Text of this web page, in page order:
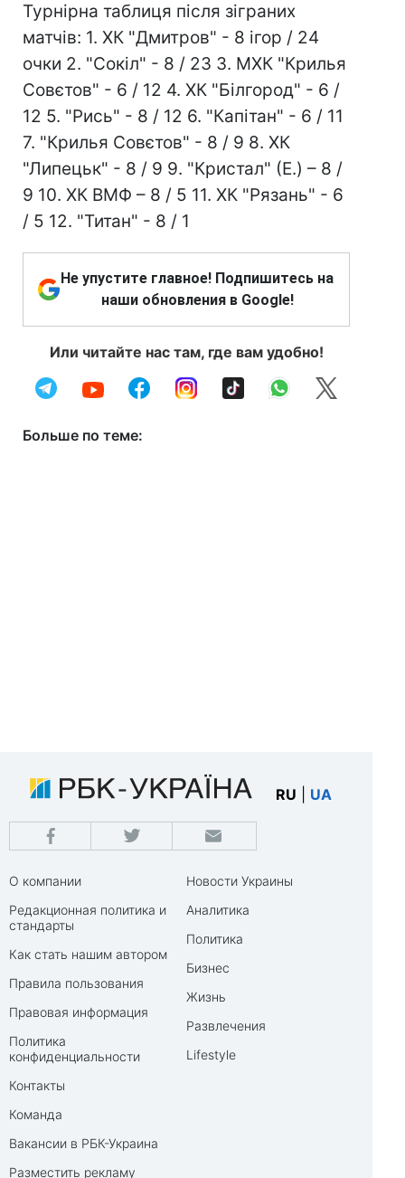
Турнірна таблиця після зіграних
матчів: 1. ХК "Дмитров" - 8 ігор / 24
очки 2. "Сокіл" - 8 / 23 3. МХК "Крилья
Совєтов" - 6 / 12 4. ХК "Білгород" - 6 /
12 5. "Рись" - 8 / 12 6. "Капітан" - 6 / 11
7. "Крилья Совєтов" - 8 / 9 8. ХК
"Липецьк" - 8 / 9 9. "Кристал" (Е.) – 8 /
9 10. ХК ВМФ – 8 / 5 11. ХК "Рязань" - 6
/ 5 12. "Титан" - 8 / 1
Не упустите главное! Подпишитесь на
наши обновления в Google!
Или читайте нас там, где вам удобно!
Больше по теме:
RU UA
О компании
Редакционная политика и
стандарты
Как стать нашим автором
Правила пользования
Правовая информация
Политика
конфиденциальности
Контакты
Команда
Вакансии в РБК-Украина
Разместить рекламу
Новости Украины
Аналитика
Политика
Бизнес
Жизнь
Развлечения
Lifestyle